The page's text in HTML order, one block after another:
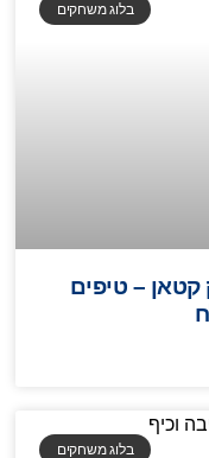
בלוג משחקים
– טיפים
בלוג משחקים